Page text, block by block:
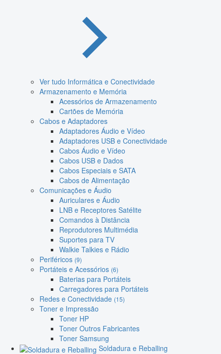
Ver tudo Informática e Conectividade
Armazenamento e Memória
Acessórios de Armazenamento
Cartões de Memória
Cabos e Adaptadores
Adaptadores Áudio e Vídeo
Adaptadores USB e Conectividade
Cabos Áudio e Vídeo
Cabos USB e Dados
Cabos Especiais e SATA
Cabos de Alimentação
Comunicações e Áudio
Auriculares e Áudio
LNB e Receptores Satélite
Comandos à Distância
Reprodutores Multimédia
Suportes para TV
Walkie Talkies e Rádio
Periféricos (9)
Portáteis e Acessórios (6)
Baterias para Portáteis
Carregadores para Portáteis
Redes e Conectividade (15)
Toner e Impressão
Toner HP
Toner Outros Fabricantes
Toner Samsung
Soldadura e Reballing